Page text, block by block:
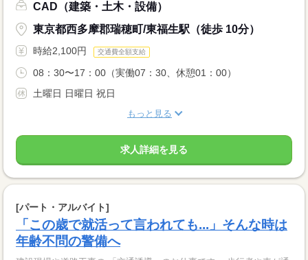
CAD（建築・土木・設備）
東京都西多摩郡瑞穂町/東福生駅（徒歩 10分）
時給2,100円 交通費全額支給
08：30〜17：00（実働07：30、休憩01：00）
土曜日 日曜日 祝日
もっと見る
求人詳細を見る
[パート・アルバイト]
「この歳で就活って言われても...」そんな時は
年齢不問の警備へ